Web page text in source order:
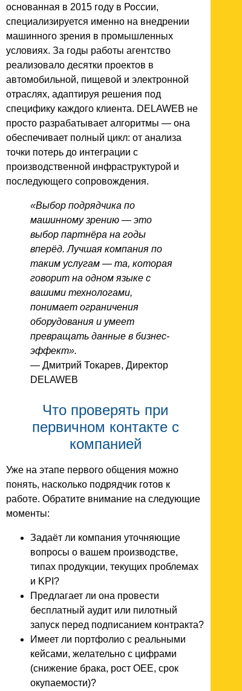
основанная в 2015 году в России,
специализируется именно на внедрении
машинного зрения в промышленных
условиях. За годы работы агентство
реализовало десятки проектов в
автомобильной, пищевой и электронной
отраслях, адаптируя решения под
специфику каждого клиента. DELAWEB не
просто разрабатывает алгоритмы — она
обеспечивает полный цикл: от анализа
точки потерь до интеграции с
производственной инфраструктурой и
последующего сопровождения.
«Выбор подрядчика по
машинному зрению — это
выбор партнёра на годы
вперёд. Лучшая компания по
таким услугам — та, которая
говорит на одном языке с
вашими технологами,
понимает ограничения
оборудования и умеет
превращать данные в бизнес-
эффект».
— Дмитрий Токарев, Директор
DELAWEB
Что проверять при
первичном контакте с
компанией
Уже на этапе первого общения можно
понять, насколько подрядчик готов к
работе. Обратите внимание на следующие
моменты:
Задаёт ли компания уточняющие
вопросы о вашем производстве,
типах продукции, текущих проблемах
и KPI?
Предлагает ли она провести
бесплатный аудит или пилотный
запуск перед подписанием контракта?
Имеет ли портфолио с реальными
кейсами, желательно с цифрами
(снижение брака, рост OEE, срок
окупаемости)?